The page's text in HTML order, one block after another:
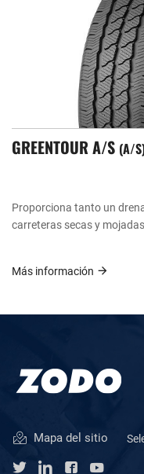
GREENTOUR A/S A/S
Proporciona tanto un
carreteras secas y
Más información
Mapa del sitio